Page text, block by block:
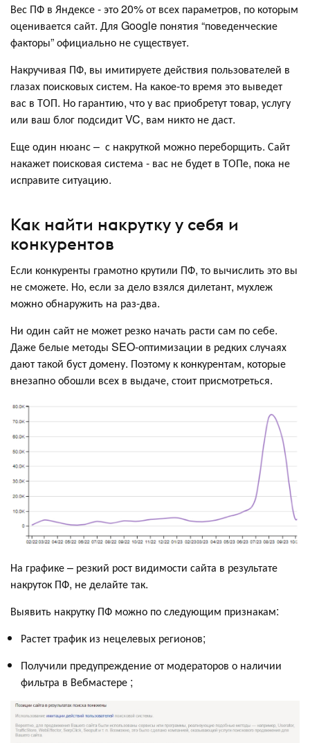
Вес ПФ в Яндексе - это 20% от всех параметров, по которым
оценивается сайт. Для Google понятия “поведенческие
факторы” официально не существует.
Накручивая ПФ, вы имитируете действия пользователей в
глазах поисковых систем. На какое-то время это выведет
вас в ТОП. Но гарантию, что у вас приобретут товар, услугу
или ваш блог подсидит VC, вам никто не даст.
Еще один нюанс – с накруткой можно переборщить. Сайт
накажет поисковая система - вас не будет в ТОПе, пока не
исправите ситуацию.
Как найти накрутку у себя и
конкурентов
Если конкуренты грамотно крутили ПФ, то вычислить это вы
не сможете. Но, если за дело взялся дилетант, мухлеж
можно обнаружить на раз-два.
Ни один сайт не может резко начать расти сам по себе.
Даже белые методы SEO-оптимизации в редких случаях
дают такой буст домену. Поэтому к конкурентам, которые
внезапно обошли всех в выдаче, стоит присмотреться.
На графике – резкий рост видимости сайта в результате
накруток ПФ, не делайте так.
Выявить накрутку ПФ можно по следующим признакам:
Растет трафик из нецелевых регионов;
Получили предупреждение от модераторов о наличии
фильтра в Вебмастере ;